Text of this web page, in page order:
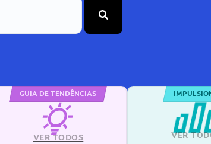
GUIA DE TENDÊNCIAS
VER TODOS VER